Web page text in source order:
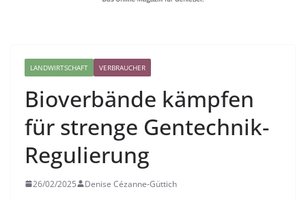
LANDWIRTSCHAFT VERBRAUCHER
Bioverbände kämpfen
für strenge Gentechnik-
Regulierung
26/02/2025 Denise Cézanne-Güttich